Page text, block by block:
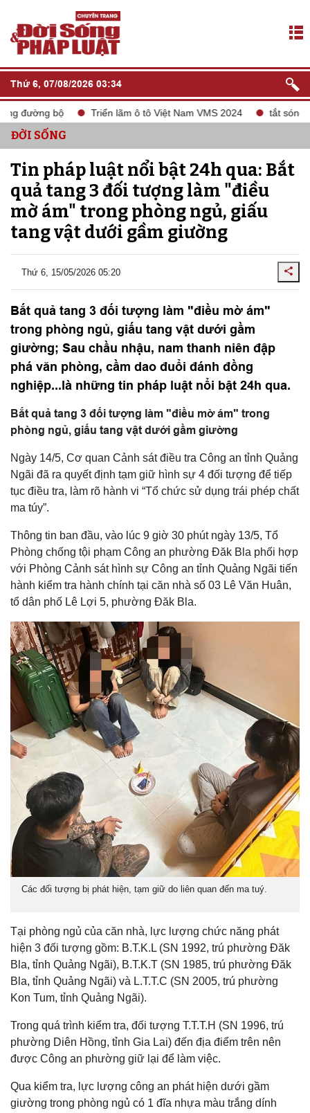
Thứ 6, 07/08/2026 03:34
bộ Triển lãm ô tô Việt Nam VMS 2024 tắt sóng 2G
ĐỜI SỐNG
Tin pháp luật nổi bật 24h qua: Bắt
quả tang 3 đối tượng làm "điều
mờ ám" trong phòng ngủ, giấu
tang vật dưới gầm giường
Thứ 6, 15/05/2026 05:20
Bắt quả tang 3 đối tượng làm "điều mờ ám"
trong phòng ngủ, giấu tang vật dưới gầm
giường; Sau chầu nhậu, nam thanh niên đập
phá văn phòng, cầm dao đuổi đánh đồng
nghiệp...là những tin pháp luật nổi bật 24h qua.
Bắt quả tang 3 đối tượng làm "điều mờ ám" trong
phòng ngủ, giấu tang vật dưới gầm giường
Ngày 14/5, Cơ quan Cảnh sát điều tra Công an tỉnh Quảng
Ngãi đã ra quyết định tạm giữ hình sự 4 đối tượng để tiếp
tục điều tra, làm rõ hành vi “Tổ chức sử dụng trái phép chất
ma túy”.
Thông tin ban đầu, vào lúc 9 giờ 30 phút ngày 13/5, Tổ
Phòng chống tội phạm Công an phường Đăk Bla phối hợp
với Phòng Cảnh sát hình sự Công an tỉnh Quảng Ngãi tiến
hành kiểm tra hành chính tại căn nhà số 03 Lê Văn Huân,
tổ dân phố Lê Lợi 5, phường Đăk Bla.
Các đối tượng bị phát hiện, tạm giữ do liên quan đến ma tuý.
Tại phòng ngủ của căn nhà, lực lượng chức năng phát
hiện 3 đối tượng gồm: B.T.K.L (SN 1992, trú phường Đăk
Bla, tỉnh Quảng Ngãi), B.T.K.T (SN 1985, trú phường Đăk
Bla, tỉnh Quảng Ngãi) và L.T.T.C (SN 2005, trú phường
Kon Tum, tỉnh Quảng Ngãi).
Trong quá trình kiểm tra, đối tượng T.T.T.H (SN 1996, trú
phường Diên Hồng, tỉnh Gia Lai) đến địa điểm trên nên
được Công an phường giữ lại để làm việc.
Qua kiểm tra, lực lượng công an phát hiện dưới gầm
giường trong phòng ngủ có 1 đĩa nhựa màu trắng dính